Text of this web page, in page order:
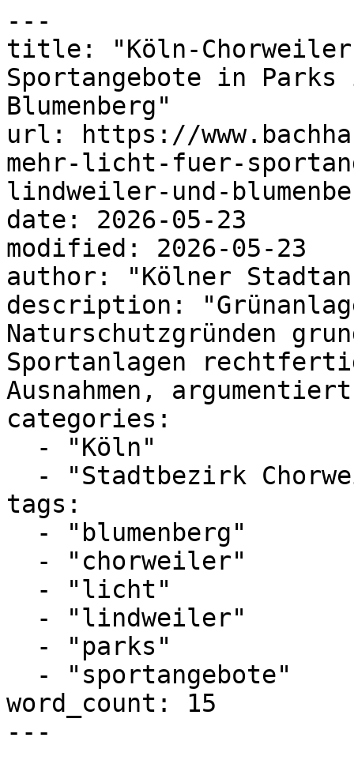
---
title: "Köln-
Sportangebote in
Blumenberg"
url: https://
mehr-licht-fuer-
lindweiler-und-
date: 2026-05-23
modified: 2026-05-23
author: "Kölner
description:
Naturschutzgründen
Sportanlagen
Ausnahmen,
categories:
tags:
word_count: 15
---